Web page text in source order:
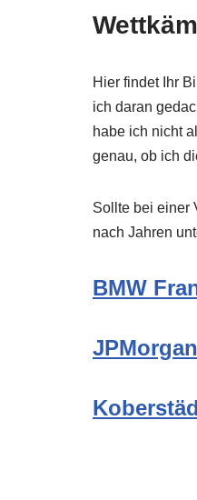
Hier findet Ihr
ich daran
habe ich nicht
genau, ob ich
Sollte bei einer
nach Jahren
BMW